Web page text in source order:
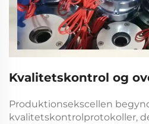
Kvalitetskontrol og
Produktionsekscellen
kvalitetskontrolprotokoller,